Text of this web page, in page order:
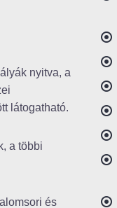
nyitva, a
látogatható.
a többi
és